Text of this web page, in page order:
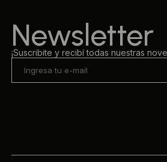
Newsletter
¡Suscribite y recibí todas nuestras